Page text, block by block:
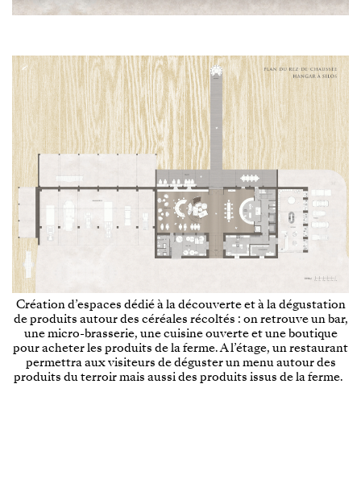
Création d’espaces dédié à la découverte et à la dégustation
de produits autour des céréales récoltés : on retrouve un bar,
une micro-brasserie, une cuisine ouverte et une boutique
pour acheter les produits de la ferme. A l’étage, un restaurant
permettra aux visiteurs de déguster un menu autour des
produits du terroir mais aussi des produits issus de la ferme.